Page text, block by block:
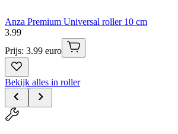
Anza Premium Universal roller 10 cm
3.99
Prijs: 3.99 euro
Bekijk alles in roller